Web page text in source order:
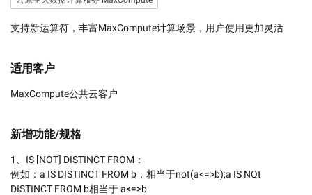
支持新运算符，丰富MaxCompute计算场景，用户使用更加灵活
适用客户
MaxCompute公共云客户
新增功能/规格
1、IS [NOT] DISTINCT FROM：
例如：a IS DISTINCT FROM b，相当于not(a<=>b);a IS NOt
DISTINCT FROM b相当于 a<=>b